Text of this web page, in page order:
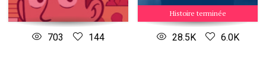
703 144
Histoire terminée
28.5K 6.0K